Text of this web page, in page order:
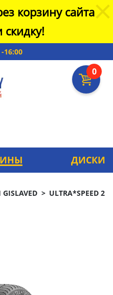
корзину сайта
16:00
0
ДИСКИ
ULTRA*SPEED 2